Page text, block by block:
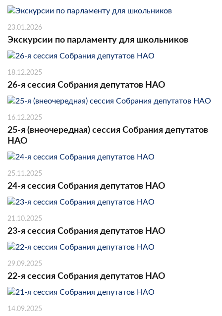
23.01.2026
Экскурсии по парламенту для школьников
18.12.2025
26-я сессия Собрания депутатов НАО
16.12.2025
25-я (внеочередная) сессия Собрания депутатов
НАО
25.11.2025
24-я сессия Собрания депутатов НАО
21.10.2025
23-я сессия Собрания депутатов НАО
29.09.2025
22-я сессия Собрания депутатов НАО
14.09.2025